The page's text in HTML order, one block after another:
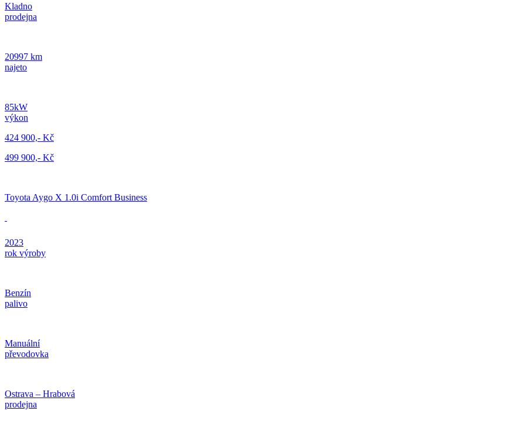
Kladno
prodejna
20997 km
najeto
85kW
výkon
424 900,- Kč
499 900,- Kč
Toyota Aygo X 1.0i Comfort Business
2023
rok výroby
Benzín
palivo
Manuální
převodovka
Ostrava – Hrabová
prodejna